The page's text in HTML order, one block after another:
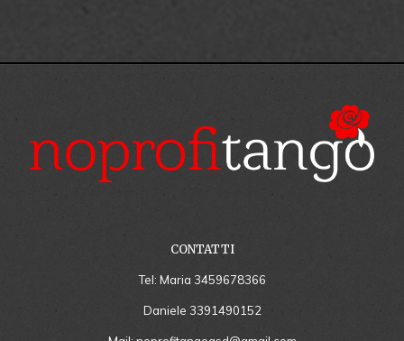
CONTATTI
Tel: Maria 3459678366
Daniele 3391490152